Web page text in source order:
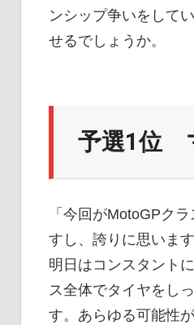
ンシップ争いをして
せるでしょうか。
予選1位
「今回がMotoGPク
すし、誇りに思いま
明日はコンスタント
ス全体でタイヤをし
す。あらゆる可能性